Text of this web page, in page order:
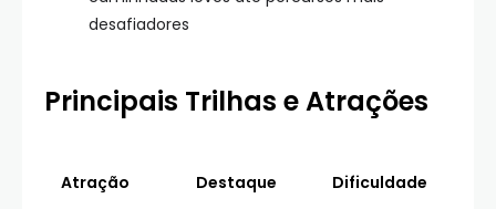
desafiadores
Principais Trilhas e Atrações
Atração Destaque Dificuldade